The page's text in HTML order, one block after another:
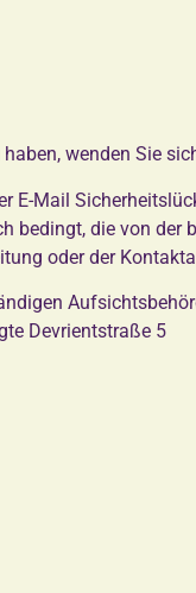
haben, wenden Sie
E-Mail
bedingt, die von
oder der
Devrientstraße 5